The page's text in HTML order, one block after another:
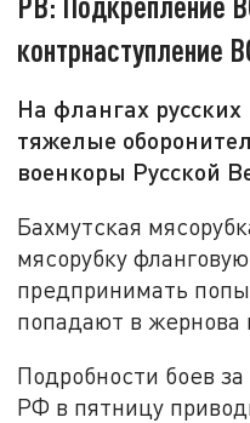
контрнаступление
На флангах
тяжелые
военкоры Русской
Бахмутская
мясорубку
предпринимать
попадают в жернова
Подробности боев
РФ в пятницу